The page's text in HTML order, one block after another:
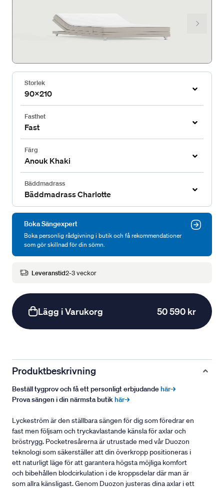
Storlek
90x210
Fasthet
Fast
Färg
Anouk Khaki
Bäddmadrass
Bäddmadrass Charlotte
Boka Sängexpert
Boka personlig rådgivning i butik och få rekommendationer
som gör skillnad för din sömn.
Leveranstid2-3 veckor
Lägg i Varukorg 50 590 kr
Produktbeskrivning
Beställ tygprov och få ett personligt erbjudandehär→
Prova sängen i din närmsta butikhär→
Lyckeström är den ställbara sängen för dig som föredrar en
fast men följsam och tryckavlastande känsla för axlar och
bröstrygg. Pocketresårerna är utrustade med vår Duozon
teknologi som säkerställer att din överkropp positioneras i
ett naturligt läge för att garantera högsta möjliga komfort
och bibehållen blodcirkulation i de kroppsdelar där man är
som allra känsligast. Genom Duozon justeras dina axlar i ett